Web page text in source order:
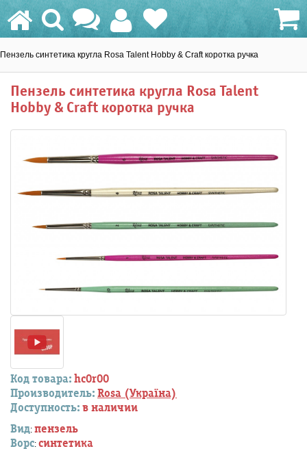
Пензель синтетика кругла Rosa Talent Hobby & Craft коротка ручка
Пензель синтетика кругла Rosa Talent
Hobby & Craft коротка ручка
Код товара: hc0r00
Производитель: Rosa (Україна)
Доступность: в наличии
Вид: пензель
Ворс: синтетика